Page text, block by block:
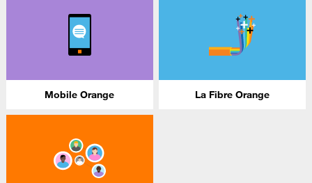
Mobile Orange La Fibre Orange